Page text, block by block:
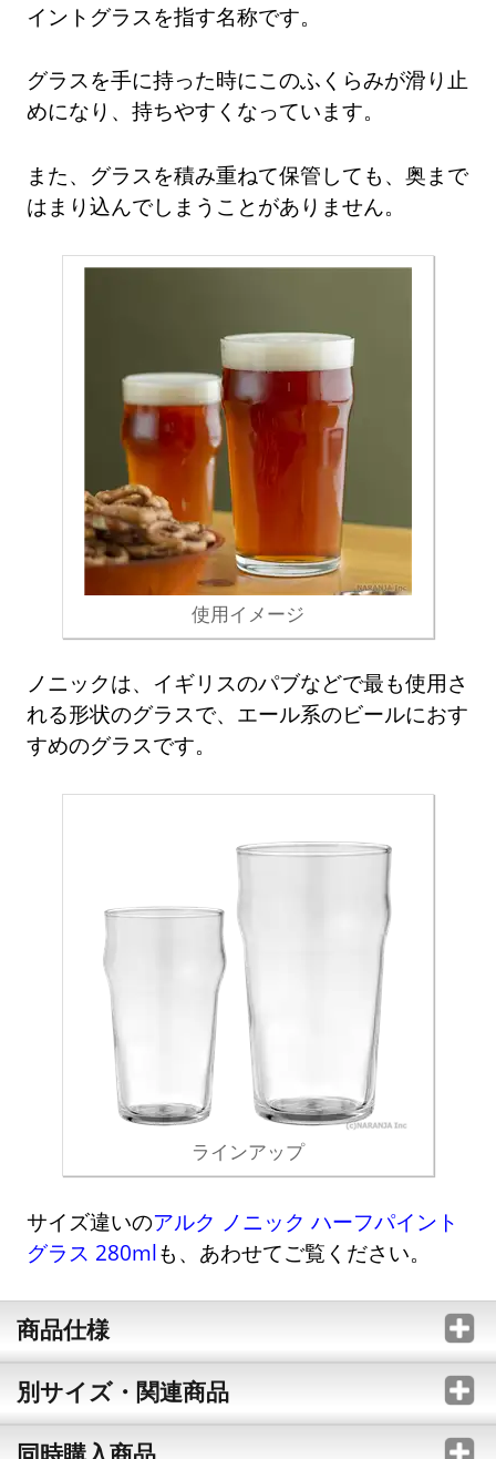
イントグラスを指す名称です。
グラスを手に持った時にこのふくらみが滑り止
めになり、持ちやすくなっています。
また、グラスを積み重ねて保管しても、奥まで
はまり込んでしまうことがありません。
使用イメージ
ノニックは、イギリスのパブなどで最も使用さ
れる形状のグラスで、エール系のビールにおす
すめのグラスです。
ラインアップ
サイズ違いのアルク ノニック ハーフパイント
グラス 280mlも、あわせてご覧ください。
商品仕様
別サイズ・関連商品